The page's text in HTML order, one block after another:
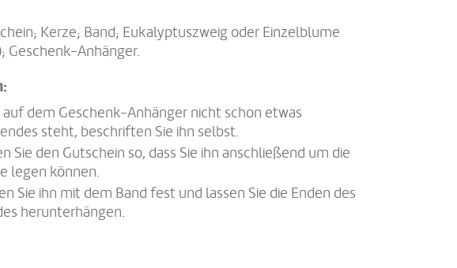
Kerze; Band; Eukalyptuszweig oder Einzelblume
Geschenk-Anhänger.
auf dem Geschenk-Anhänger nicht schon etwas
steht, beschriften Sie ihn selbst.
Sie den Gutschein so, dass Sie ihn anschließend um die
legen können.
Sie ihn mit dem Band fest und lassen Sie die Enden des
herunterhängen.